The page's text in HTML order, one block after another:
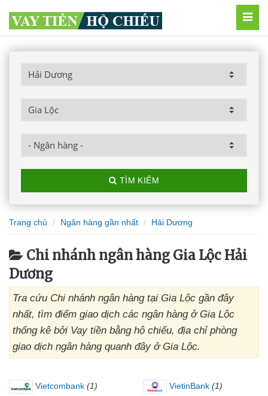
TÌM KIẾM
Trang chủ Ngân hàng gần nhất Hải Dương
Chi nhánh ngân hàng Gia Lộc Hải
Dương
Tra cứu Chi nhánh ngân hàng tại Gia Lộc gần đây
nhất, tìm điểm giao dịch các ngân hàng ở Gia Lộc
thống kê bởi Vay tiền bằng hộ chiếu, địa chỉ phòng
giao dịch ngân hàng quanh đây ở Gia Lộc.
Vietcombank (1) VietinBank (1)